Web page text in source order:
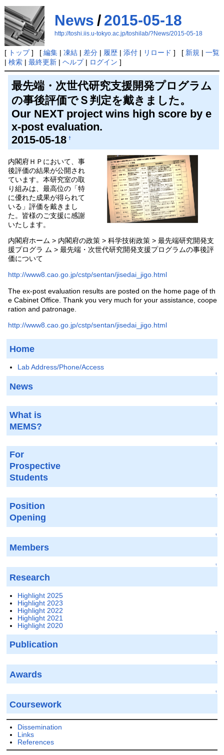
News / 2015-05-18
http://toshi.iis.u-tokyo.ac.jp/toshilab/?News/2015-05-18
[ トップ] [ 編集| 凍結| 差分| 履歴| 添付| リロード ] [ 新規 | 一覧
| 検索| 最終更新| ヘルプ| ログイン ]
最先端・次世代研究支援開発プログラム
の事後評価でＳ判定を戴きました。
Our NEXT project wins high score by e
x-post evaluation.
2015-05-18 †
内閣府ＨＰにおいて、事
後評価の結果が公開され
ています。本研究室の取
り組みは、最高位の「特
に優れた成果が得られて
いる」評価を戴きまし
た。皆様のご支援に感謝
いたします。
内閣府ホーム > 内閣府の政策 > 科学技術政策 > 最先端研究開発支
援プログラ ム > 最先端・次世代研究開発支援プログラムの事後評
価について
http://www8.cao.go.jp/cstp/sentan/jisedai_jigo.html
The ex-post evaluation results are posted on the home page of th
e Cabinet Office. Thank you very much for your assistance, coope
ration and patronage.
http://www8.cao.go.jp/cstp/sentan/jisedai_jigo.html
Home
Lab Address/Phone/Access
↑
News
↑
What is
MEMS?
↑
For
Prospective
Students
↑
Position
Opening
↑
Members
↑
Research
Highlight 2025
Highlight 2023
Highlight 2022
Highlight 2021
Highlight 2020
↑
Publication
↑
Awards
↑
Coursework
Dissemination
Links
References